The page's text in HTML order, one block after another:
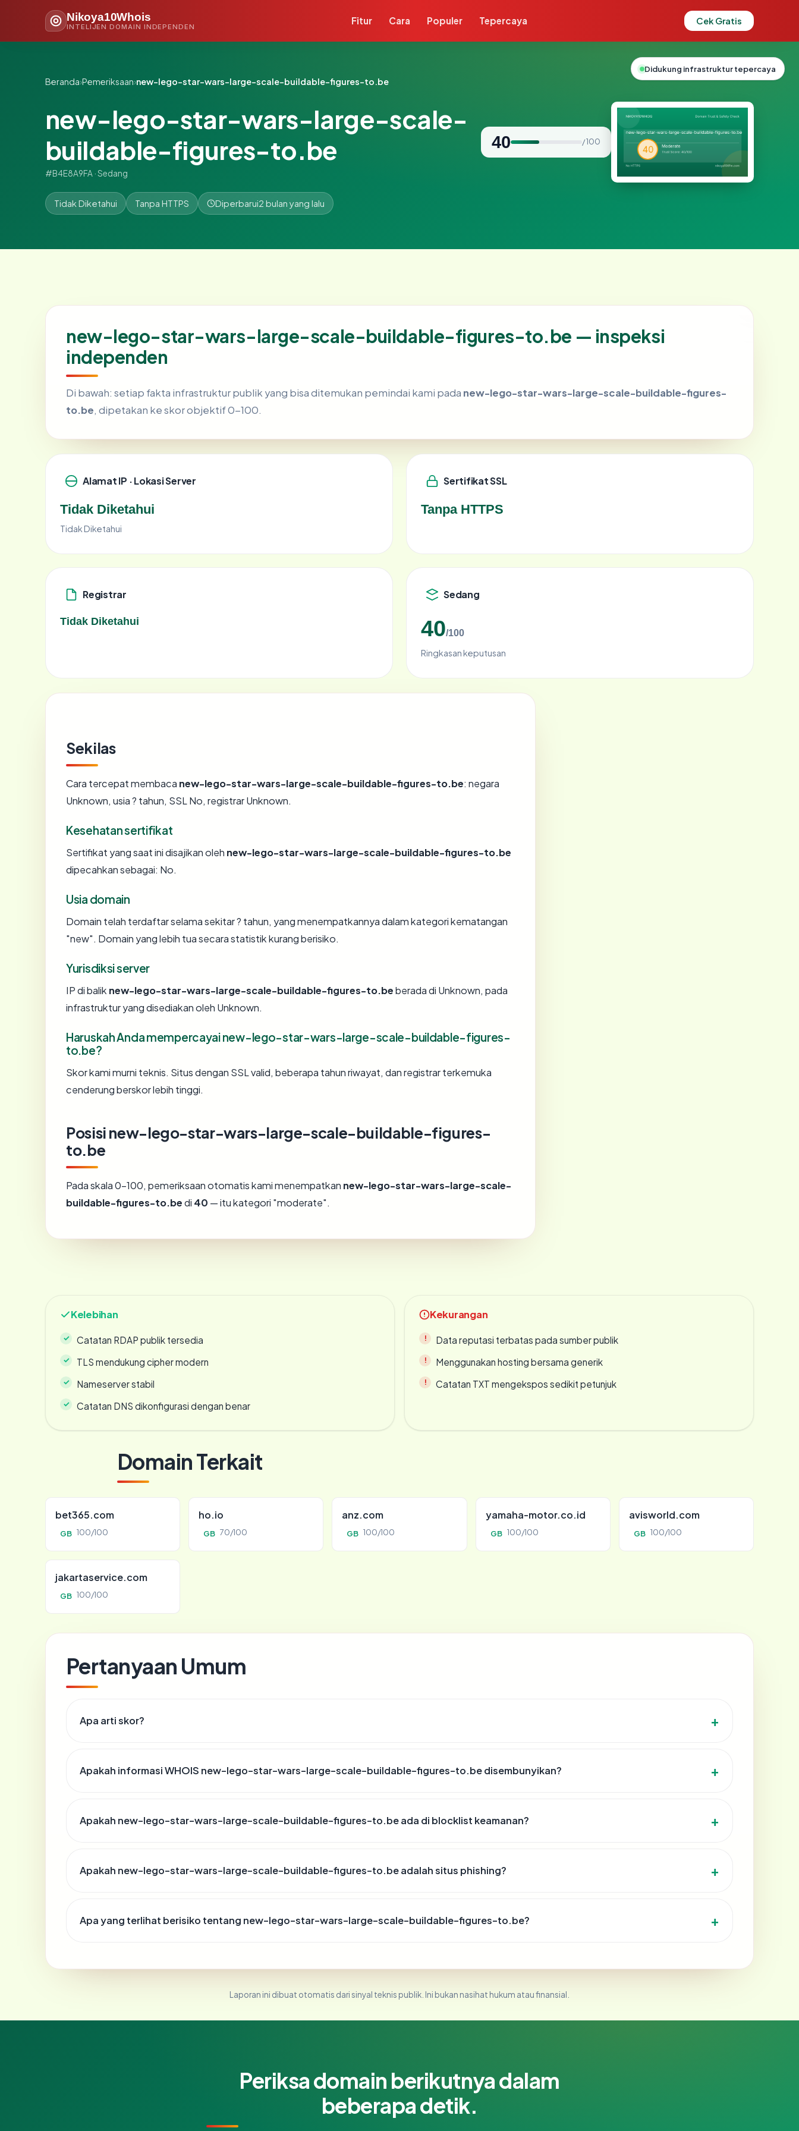
Nikoya10Whois
INTELIJEN DOMAIN INDEPENDEN
Fitur Cara Populer Tepercaya Cek Gratis
Beranda›Pemeriksaan›new-lego-star-wars-large-scale-buildable-figures-to.be
new-lego-star-wars-large-scale-
buildable-figures-to.be
#B4E8A9FA · Sedang
40 / 100
Tidak Diketahui Tanpa HTTPS Diperbarui2 bulan yang lalu
new-lego-star-wars-large-scale-buildable-figures-to.be — inspeksi
independen
Di bawah: setiap fakta infrastruktur publik yang bisa ditemukan pemindai kami pada new-lego-star-wars-large-scale-buildable-figures-
to.be, dipetakan ke skor objektif 0-100.
Alamat IP · Lokasi Server
Tidak Diketahui
Tidak Diketahui
Sertifikat SSL
Tanpa HTTPS
Registrar
Tidak Diketahui
Sedang
40/100
Ringkasan keputusan
Sekilas
Cara tercepat membaca new-lego-star-wars-large-scale-buildable-figures-to.be: negara
Unknown, usia ? tahun, SSL No, registrar Unknown.
Kesehatan sertifikat
Sertifikat yang saat ini disajikan oleh new-lego-star-wars-large-scale-buildable-figures-to.be
dipecahkan sebagai: No.
Usia domain
Domain telah terdaftar selama sekitar ? tahun, yang menempatkannya dalam kategori kematangan
"new". Domain yang lebih tua secara statistik kurang berisiko.
Yurisdiksi server
IP di balik new-lego-star-wars-large-scale-buildable-figures-to.beberada di Unknown, pada
infrastruktur yang disediakan oleh Unknown.
Haruskah Anda mempercayai new-lego-star-wars-large-scale-buildable-figures-
to.be?
Skor kami murni teknis. Situs dengan SSL valid, beberapa tahun riwayat, dan registrar terkemuka
cenderung berskor lebih tinggi.
Posisi new-lego-star-wars-large-scale-buildable-figures-
to.be
Pada skala 0-100, pemeriksaan otomatis kami menempatkan new-lego-star-wars-large-scale-
buildable-figures-to.bedi 40 — itu kategori "moderate".
Kelebihan
Catatan RDAP publik tersedia
TLS mendukung cipher modern
Nameserver stabil
Catatan DNS dikonfigurasi dengan benar
Kekurangan
Data reputasi terbatas pada sumber publik
Menggunakan hosting bersama generik
Catatan TXT mengekspos sedikit petunjuk
Domain Terkait
bet365.com
GB 100/100
ho.io
GB 70/100
anz.com
GB 100/100
yamaha-motor.co.id
GB 100/100
avisworld.com
GB 100/100
jakartaservice.com
GB 100/100
Pertanyaan Umum
Apa arti skor?
Apakah informasi WHOIS new-lego-star-wars-large-scale-buildable-figures-to.be disembunyikan?
Apakah new-lego-star-wars-large-scale-buildable-figures-to.be ada di blocklist keamanan?
Apakah new-lego-star-wars-large-scale-buildable-figures-to.be adalah situs phishing?
Apa yang terlihat berisiko tentang new-lego-star-wars-large-scale-buildable-figures-to.be?
Laporan ini dibuat otomatis dari sinyal teknis publik. Ini bukan nasihat hukum atau finansial.
Periksa domain berikutnya dalam
beberapa detik.
Didukung infrastruktur tepercaya